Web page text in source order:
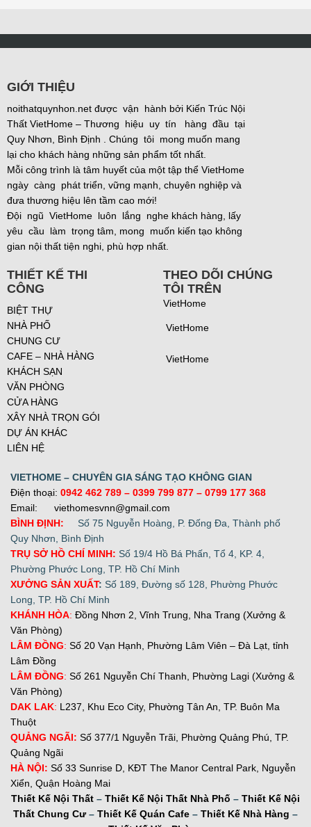
GIỚI THIỆU
noithatquynhon.net được vận hành bởi Kiến Trúc Nội
Thất VietHome – Thương hiệu uy tín hàng đầu tại
Quy Nhơn, Bình Định . Chúng tôi mong muốn mang
lại cho khách hàng những sản phẩm tốt nhất.
Mỗi công trình là tâm huyết của một tập thể VietHome
ngày càng phát triển, vững mạnh, chuyên nghiệp và
đưa thương hiệu lên tầm cao mới!
Đội ngũ VietHome luôn lắng nghe khách hàng, lấy
yêu cầu làm trọng tâm, mong muốn kiến tạo không
gian nội thất tiện nghi, phù hợp nhất.
THIẾT KẾ THI
CÔNG
BIỆT THỰ
NHÀ PHỐ
CHUNG CƯ
CAFE – NHÀ HÀNG
KHÁCH SẠN
VĂN PHÒNG
CỬA HÀNG
XÂY NHÀ TRỌN GÓI
DỰ ÁN KHÁC
LIÊN HỆ
THEO DÕI CHÚNG
TÔI TRÊN
VietHome
VietHome
VietHome
VIETHOME – CHUYÊN GIA SÁNG TẠO KHÔNG GIAN
Điện thoại: 0942 462 789 – 0399 799 877 – 0799 177 368
Email: viethomesvnn@gmail.com
BÌNH ĐỊNH:
Số 75 Nguyễn Hoàng, P. Đống Đa, Thành phố
Quy Nhơn, Bình Định
TRỤ SỞ HỒ CHÍ MINH: Số 19/4 Hồ Bá Phấn, Tổ 4, KP. 4,
Phường Phước Long, TP. Hồ Chí Minh
XƯỞNG SẢN XUẤT: Số 189, Đường số 128, Phường Phước
Long, TP. Hồ Chí Minh
KHÁNH HÒA: Đồng Nhơn 2, Vĩnh Trung, Nha Trang (Xưởng &
Văn Phòng)
LÂM ĐỒNG: Số 20 Vạn Hạnh, Phường Lâm Viên – Đà Lạt, tỉnh
Lâm Đồng
LÂM ĐỒNG: Số 261 Nguyễn Chí Thanh, Phường Lagi (Xưởng &
Văn Phòng)
DAK LAK: L237, Khu Eco City, Phường Tân An, TP. Buôn Ma
Thuột
QUẢNG NGÃI: Số 377/1 Nguyễn Trãi, Phường Quảng Phú, TP.
Quảng Ngãi
HÀ NỘI: Số 33 Sunrise D, KĐT The Manor Central Park, Nguyễn
Xiển, Quận Hoàng Mai
Thiết Kế Nội Thất – Thiết Kế Nội Thất Nhà Phố – Thiết Kế Nội
Thất Chung Cư– Thiết Kế Quán Cafe – Thiết Kế Nhà Hàng –